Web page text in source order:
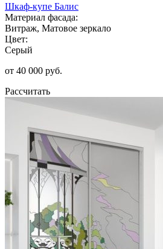
Шкаф-купе Балис
Материал фасада:
Витраж, Матовое зеркало
Цвет:
Серый
от 40 000 руб.
Рассчитать